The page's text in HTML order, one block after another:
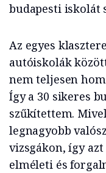
budapesti iskolát
Az egyes
autóiskolák
nem teljesen
Így a 30 sikeres
szűkítettem.
legnagyobb
vizsgákon, így
elméleti és